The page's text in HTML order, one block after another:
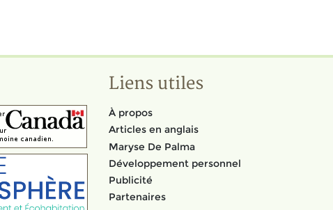
Liens utiles
À propos
Articles en anglais
Maryse De Palma
Développement personnel
Publicité
Partenaires